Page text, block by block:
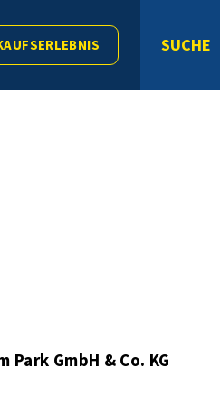
SUCHE
Park GmbH & Co. KG